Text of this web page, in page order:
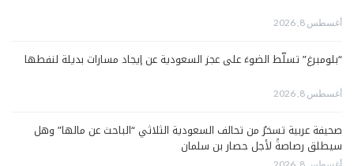
أغسطس 8, 2026
“بلومبرغ” تسلّط الضوءَ على عجز السعودية عن إيجاد مسارات بديلة لنفطها
أغسطس 8, 2026
صحيفة عربية تسخرُ من تحالف السعودية الثلاثي “الباحث عن مالها” وهل
سيطلق رصاصةً لأجل حصار بن سلمان